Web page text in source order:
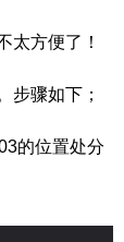
太方便了！
步骤如下；
的位置处分